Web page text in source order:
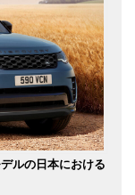
ルの日本における